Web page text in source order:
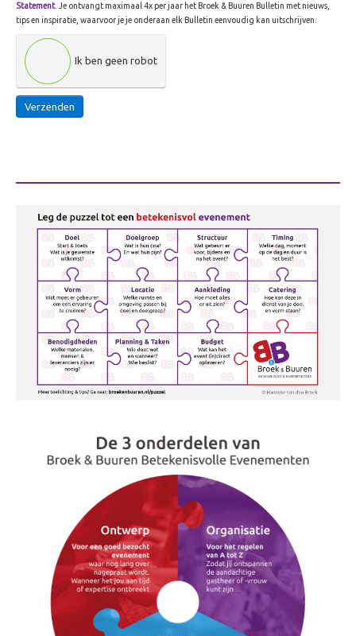
Dans & Circus
Cabaret op maat
Leren & inspireren
Over Leren & inspireren
Theater Inc.
Over Presentatie & Gesprek
TALK
Dagvoorzitters
Statement. Je ontvangt maximaal 4x per jaar het Broek & Buuren Bulletin met nieuws,
tips en inspiratie, waarvoor je je onderaan elk Bulletin eenvoudig kan uitschrijven.
Ik ben geen robot
Verzenden